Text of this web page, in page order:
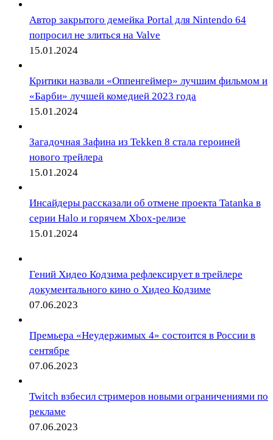
Автор закрытого демейка Portal для Nintendo 64
попросил не злиться на Valve
15.01.2024
Критики назвали «Оппенгеймер» лучшим фильмом и
«Барби» лучшей комедией 2023 года
15.01.2024
Загадочная Зафина из Tekken 8 стала героиней
нового трейлера
15.01.2024
Инсайдеры рассказали об отмене проекта Tatanka в
серии Halo и горячем Xbox-релизе
15.01.2024
Гений Хидео Кодзима рефлексирует в трейлере
документального кино о Хидео Кодзиме
07.06.2023
Премьера «Неудержимых 4» состоится в России в
сентябре
07.06.2023
Twitch взбесил стримеров новыми ограничениями по
рекламе
07.06.2023